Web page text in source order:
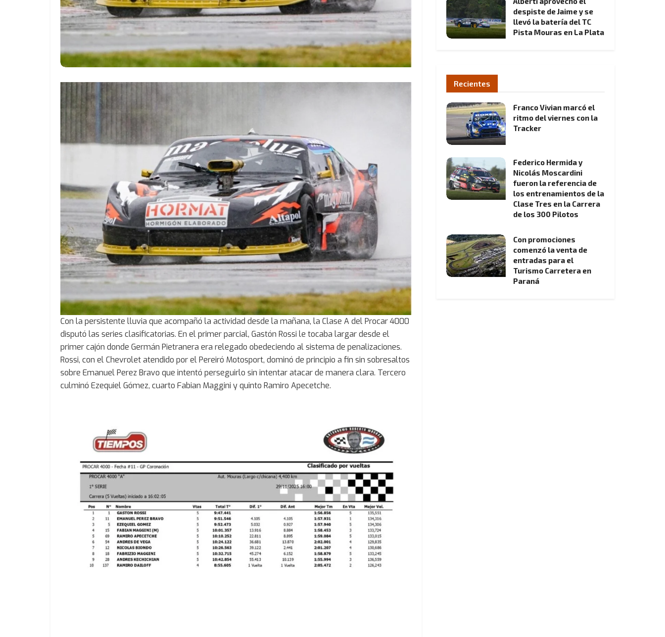
Con la persistente lluvia que acompañó la actividad desde la mañana, la Clase A del Procar 4000
disputó las series clasificatorias. En el primer parcial, Gastón Rossi le tocaba largar desde el
primer cajón donde Germán Pietranera era relegado obedeciendo al sistema de penalizaciones.
Rossi, con el Chevrolet atendido por el Pereiró Motosport, dominó de principio a fin sin sobresaltos
sobre Emanuel Perez Bravo que intentó perseguirlo sin intentar atacar de manera clara. Tercero
culminó Ezequiel Gómez, cuarto Fabian Maggini y quinto Ramiro Apecetche.
despiste de Jaime y se
llevó la batería del TC
Pista Mouras en La Plata
Recientes
Franco Vivian marcó el
ritmo del viernes con la
Tracker
Federico Hermida y
Nicolás Moscardini
fueron la referencia de
los entrenamientos de la
Clase Tres en la Carrera
de los 300 Pilotos
Con promociones
comenzó la venta de
entradas para el
Turismo Carretera en
Paraná